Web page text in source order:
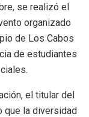
se realizó el
organizado
de Los Cabos
de estudiantes
el titular del
que la diversidad